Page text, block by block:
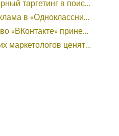
кампании Google Ads - «Заработок»
как ее настроить и нужно ли - «Заработок»
221 продажу по цене 38 рублей - «Заработок»
ценят - «Заработок»